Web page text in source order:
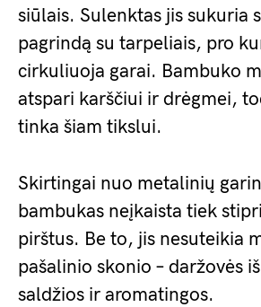
siūlais. Sulenktas jis sukuria
pagrindą su tarpeliais, pro
cirkuliuoja garai. Bambuko
atspari karščiui ir drėgmei,
tinka šiam tikslui.
Skirtingai nuo metalinių
bambukas neįkaista tiek
pirštus. Be to, jis nesuteikia
pašalinio skonio – daržovės
saldžios ir aromatingos.